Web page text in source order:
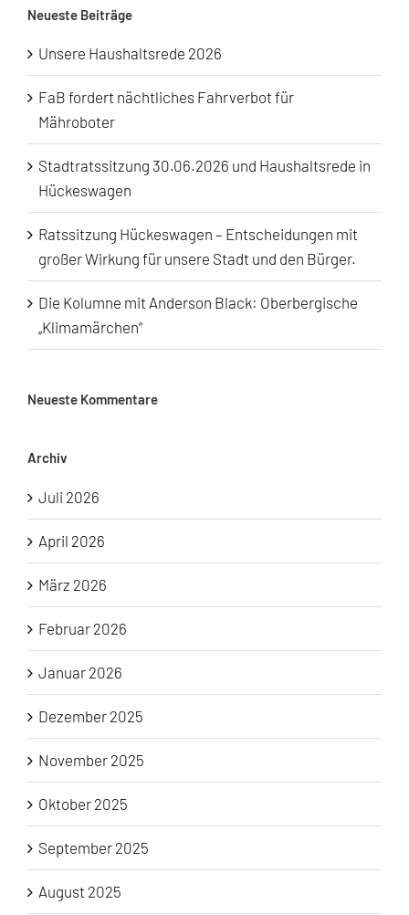
Neueste Beiträge
Unsere Haushaltsrede 2026
FaB fordert nächtliches Fahrverbot für
Mähroboter
Stadtratssitzung 30.06.2026 und Haushaltsrede in
Hückeswagen
Ratssitzung Hückeswagen – Entscheidungen mit
großer Wirkung für unsere Stadt und den Bürger.
Die Kolumne mit Anderson Black: Oberbergische
„Klimamärchen“
Neueste Kommentare
Archiv
Juli 2026
April 2026
März 2026
Februar 2026
Januar 2026
Dezember 2025
November 2025
Oktober 2025
September 2025
August 2025